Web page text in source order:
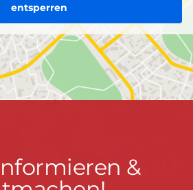
entsperren
&